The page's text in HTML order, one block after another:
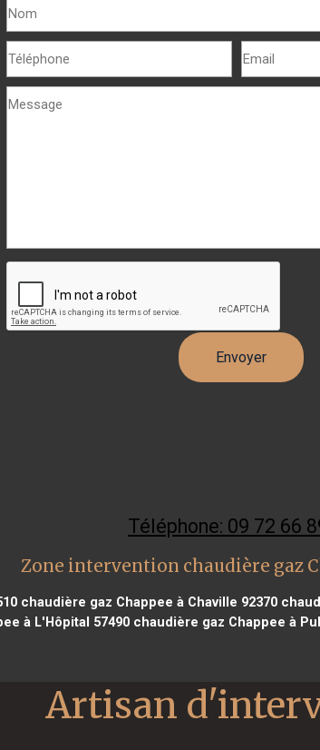
Téléphone: 09 72 66
Zone intervention chaudière gaz
chaudière gaz Chappee à Chaville 92370
à L'Hôpital 57490 chaudière gaz Chappee à
Artisan